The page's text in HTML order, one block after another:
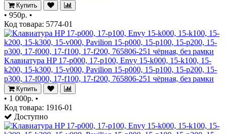
Купить
• 950р. •
Код товара: 5774-01
Клавиатура HP 17-p000, 17-p100, Envy 15-k000, 15-k100, 15-
k200, 15-k300, 15-v000, Pavilion 15-p000, 15-p100, 15-p200, 15-
p300, 17-f000, 17-f100, 17-f200, 765806-251 чёрная, без рамки
Купить
• 1 000р. •
Код товара: 1916-01
Доступно